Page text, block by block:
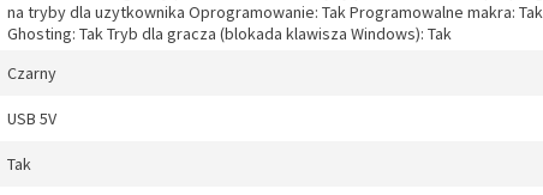
na tryby dla uzytkownika Oprogramowanie: Tak Programowalne makra:
Ghosting: Tak Tryb dla gracza (blokada klawisza Windows): Tak
Czarny
USB 5V
Tak